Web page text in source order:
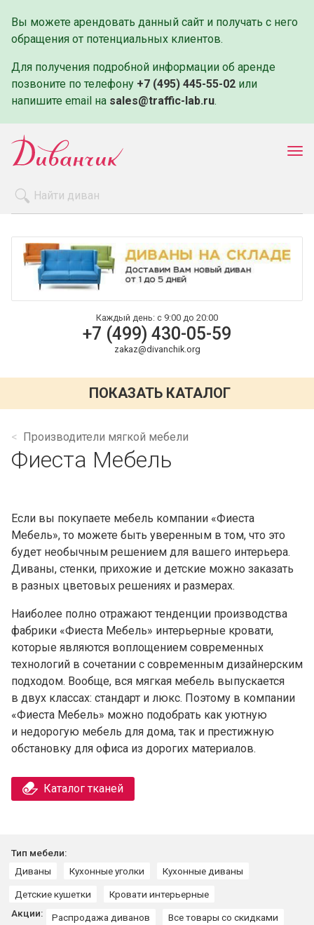
Вы можете арендовать данный сайт и получать с него
обращения от потенциальных клиентов.
Для получения подробной информации об аренде
позвоните по телефону +7 (495) 445-55-02 или
напишите email на sales@traffic-lab.ru.
Оплата и доставка
Контакты
Каждый день: с 9:00 до 20:00
+7 (499) 430-05-59
zakaz@divanchik.org
ПОКАЗАТЬ КАТАЛОГ
Производители мягкой мебели
Фиеста Мебель
Если вы покупаете мебель компании «Фиеста
Мебель», то можете быть уверенным в том, что это
будет необычным решением для вашего интерьера.
Диваны, стенки, прихожие и детские можно заказать
в разных цветовых решениях и размерах.
Наиболее полно отражают тенденции производства
фабрики «Фиеста Мебель» интерьерные кровати,
которые являются воплощением современных
технологий в сочетании с современным дизайнерским
подходом. Вообще, вся мягкая мебель выпускается
в двух классах: стандарт и люкс. Поэтому в компании
«Фиеста Мебель» можно подобрать как уютную
и недорогую мебель для дома, так и престижную
обстановку для офиса из дорогих материалов.
Каталог тканей
Тип мебели:
Диваны
Кухонные уголки Кухонные диваны
Детские кушетки
Кровати интерьерные
Акции:
Распродажа диванов Все товары со скидками